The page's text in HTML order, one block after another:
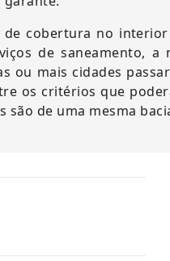
cobertura no
de saneamento,
ou mais cidades
os critérios que
são de uma mesma